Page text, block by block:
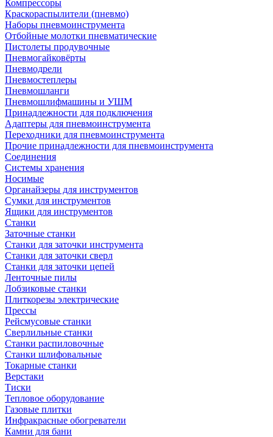
Компрессоры
Краскораспылители (пневмо)
Наборы пневмоинструмента
Отбойные молотки пневматические
Пистолеты продувочные
Пневмогайковёрты
Пневмодрели
Пневмостеплеры
Пневмошланги
Пневмошлифмашины и УШМ
Принадлежности для подключения
Адаптеры для пневмоинструмента
Переходники для пневмоинструмента
Прочие принадлежности для пневмоинструмента
Соединения
Системы хранения
Носимые
Органайзеры для инструментов
Сумки для инструментов
Ящики для инструментов
Станки
Заточные станки
Станки для заточки инструмента
Станки для заточки сверл
Станки для заточки цепей
Ленточные пилы
Лобзиковые станки
Плиткорезы электрические
Прессы
Рейсмусовые станки
Сверлильные станки
Станки распиловочные
Станки шлифовальные
Токарные станки
Верстаки
Тиски
Тепловое оборудование
Газовые плитки
Инфракрасные обогреватели
Камни для бани